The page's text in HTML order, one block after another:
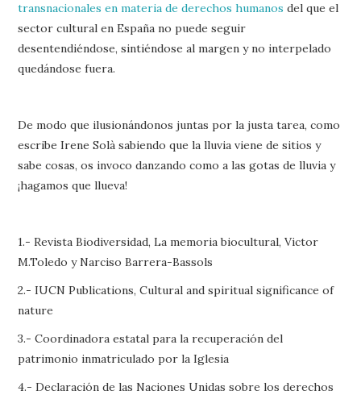
transnacionales en materia de derechos humanos del que el
sector cultural en España no puede seguir
desentendiéndose, sintiéndose al margen y no interpelado
quedándose fuera.
De modo que ilusionándonos juntas por la justa tarea, como
escribe Irene Solà sabiendo que la lluvia viene de sitios y
sabe cosas, os invoco danzando como a las gotas de lluvia y
¡hagamos que llueva!
1.- Revista Biodiversidad, La memoria biocultural, Victor
M.Toledo y Narciso Barrera-Bassols
2.- IUCN Publications, Cultural and spiritual significance of
nature
3.- Coordinadora estatal para la recuperación del
patrimonio inmatriculado por la Iglesia
4.- Declaración de las Naciones Unidas sobre los derechos